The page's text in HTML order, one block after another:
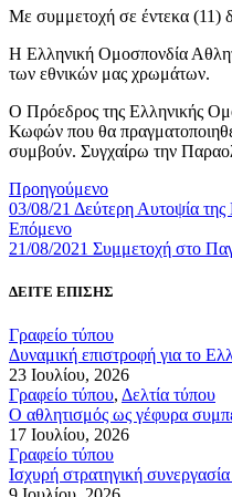
Με συμμετοχή σε έντεκα (11)
Η Ελληνική Ομοσπονδία
των εθνικών μας χρωμάτων.
Ο Πρόεδρος της Ελληνικής
Κωφών που θα
συμβούν. Συγχαίρω την
Προηγούμενο
03/08/21 Δεύτερη Αυτοψία
Επόμενο
21/08/2021 Συμμετοχή στο
ΔΕΙΤΕ ΕΠΙΣΗΣ
Γραφείο τύπου
Δυναμική επιστροφή για το
23 Ιουλίου, 2026
Γραφείο τύπου, Δελτία τύπου
Ο αθλητισμός ως γέφυρα
17 Ιουλίου, 2026
Γραφείο τύπου
Ισχυρή στρατηγική